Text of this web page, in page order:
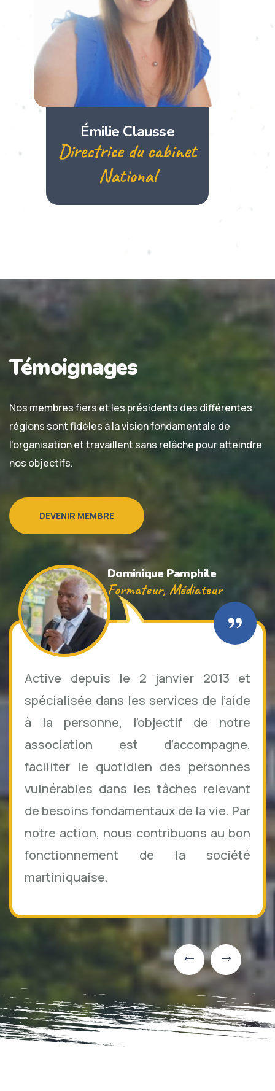
Émilie Clausse
Directrice du cabinet
National
Témoignages
Nos membres fiers et les présidents des différentes
régions sont fidèles à la vision fondamentale de
l'organisation et travaillent sans relâche pour atteindre
nos objectifs.
DEVENIR MEMBRE
Dominique Pamphile
Formateur, Médiateur
Active depuis le 2 janvier 2013 et
spécialisée dans les services de l’aide
à la personne, l’objectif de notre
association est d’accompagne,
faciliter le quotidien des personnes
vulnérables dans les tâches relevant
de besoins fondamentaux de la vie. Par
notre action, nous contribuons au bon
fonctionnement de la société
martiniquaise.